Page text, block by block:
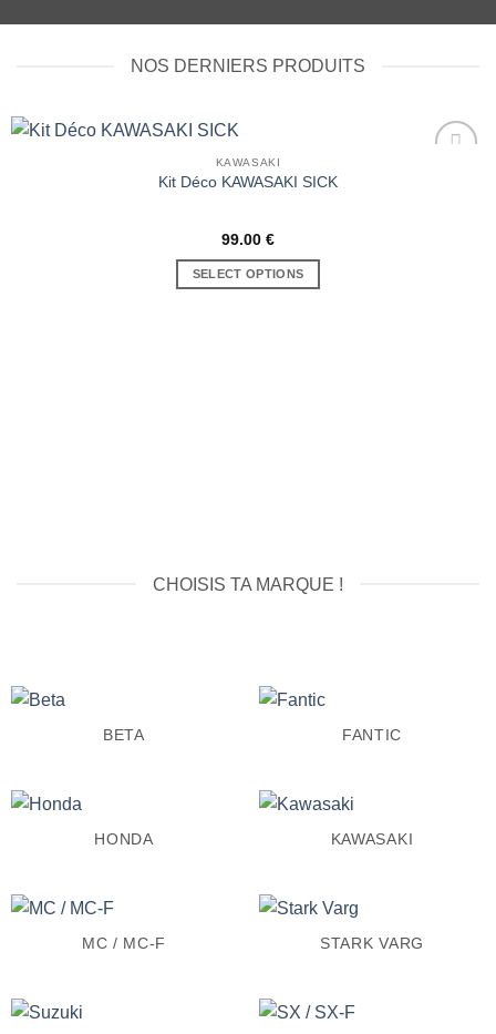
NOS DERNIERS PRODUITS
KAWASAKI
Kit Déco KAWASAKI SICK
99.00 €
SELECT OPTIONS
CHOISIS TA MARQUE !
BETA FANTIC
HONDA KAWASAKI
MC / MC-F STARK VARG